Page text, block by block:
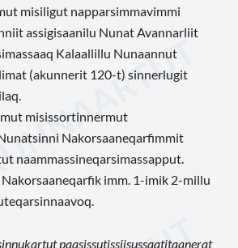
misiligut napparsimmavimmi
assigisaanilu Nunat Avannarliit
Kalaallillu Nunaannut
(akunnerit 120-t) sinnerlugit
misissortinnermut
Nakorsaaneqarfimmit
naammassineqarsimassapput.
imm. 1-imik 2-millu
paasissutissiisussaatitaanerat